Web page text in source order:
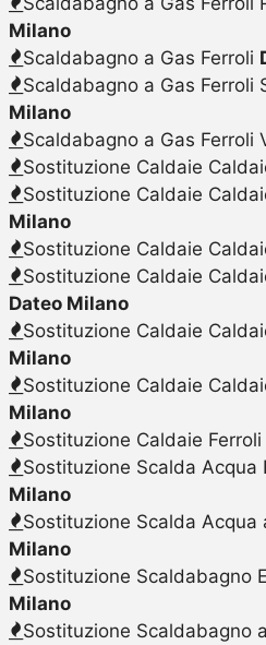
Milano
Scaldabagno a Gas Ferroli
Scaldabagno a Gas Ferroli
Milano
Scaldabagno a Gas Ferroli
Sostituzione Caldaie
Sostituzione Caldaie
Milano
Sostituzione Caldaie
Sostituzione Caldaie
Dateo Milano
Sostituzione Caldaie
Milano
Sostituzione Caldaie
Milano
Sostituzione Caldaie Ferroli
Sostituzione Scalda Acqua
Milano
Sostituzione Scalda Acqua
Milano
Sostituzione Scaldabagno
Milano
Sostituzione Scaldabagno